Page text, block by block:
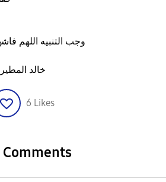
6 Likes
Comments